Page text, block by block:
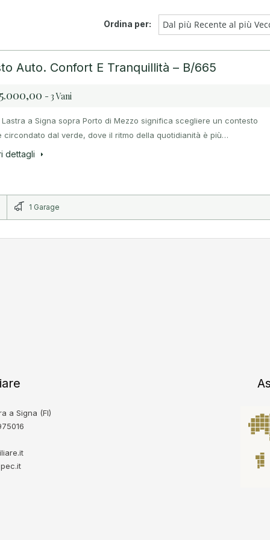
Ordina per: Dal più Recente al più
Auto. Confort E Tranquillità – B/665
- 3 Vani
a Signa sopra Porto di Mezzo significa scegliere un contesto
circondato dal verde, dove il ritmo della quotidianità è più…
dettagli
1 Garage
a Signa (FI)